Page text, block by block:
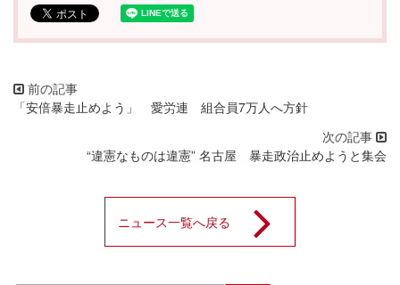
「安倍暴走止めよう」 愛労連 組合員7万人へ方針
“違憲なものは違憲” 名古屋 暴走政治止めようと集会
ニュース一覧へ戻る